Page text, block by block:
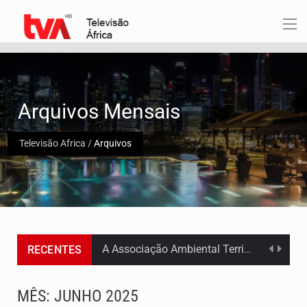
Televisão Africa /Arquivos
Arquivos Mensais
RECENTES Os jovens da Ribeira das Patas, em Santo Antão, pediram esta quinta feira maior celeridade…
MÊS: JUNHO 2025